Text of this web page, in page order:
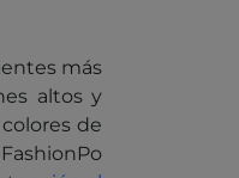
más
altos y
de